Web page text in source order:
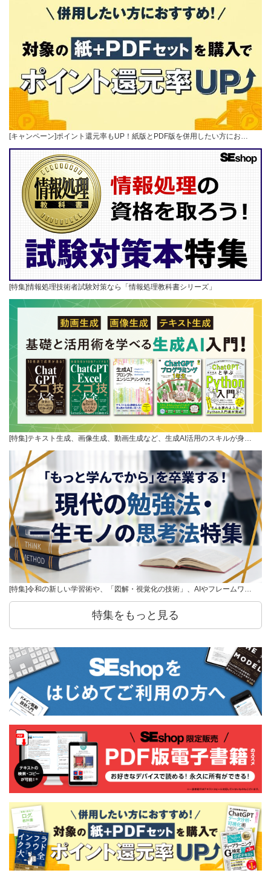
[キャンペーン]ポイント還元率もUP！紙版とPDF版を併用したい方にお…
[特集]情報処理技術者試験対策なら「情報処理教科書シリーズ」
[特集]テキスト生成、画像生成、動画生成など、生成AI活用のスキルが身…
[特集]令和の新しい学習術や、「図解・視覚化の技術」、AIやフレームワ…
特集をもっと見る